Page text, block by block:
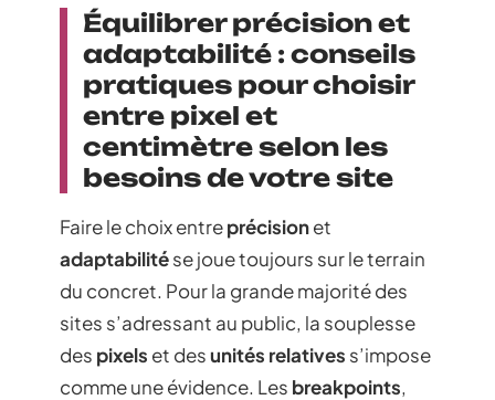
Équilibrer précision et
adaptabilité : conseils
pratiques pour choisir
entre pixel et
centimètre selon les
besoins de votre site
Faire le choix entreprécisionet
adaptabilitése joue toujours sur le terrain
du concret. Pour la grande majorité des
sites s’adressant au public, la souplesse
des pixels et desunités relatives s’impose
comme une évidence. Les breakpoints,